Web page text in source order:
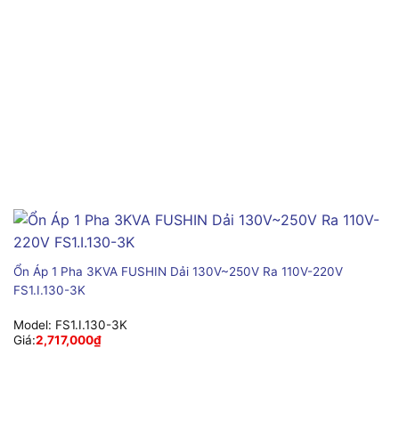
Ổn Áp 1 Pha 3KVA FUSHIN Dải 130V~250V Ra 110V-220V
FS1.I.130-3K
Model: FS1.I.130-3K
Giá:2,717,000₫